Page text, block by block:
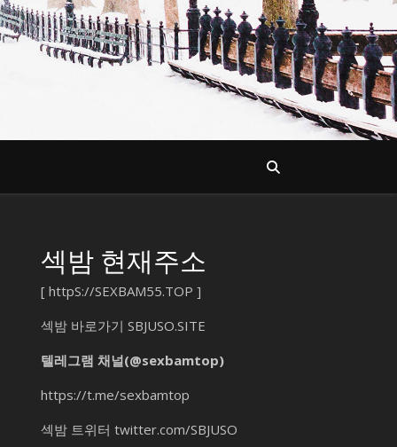
섹밤 현재주소
[ httpS://SEXBAM55.TOP ]
섹밤 바로가기 SBJUSO.SITE
텔레그램 채널(@sexbamtop)
https://t.me/sexbamtop
섹밤 트위터 twitter.com/SBJUSO